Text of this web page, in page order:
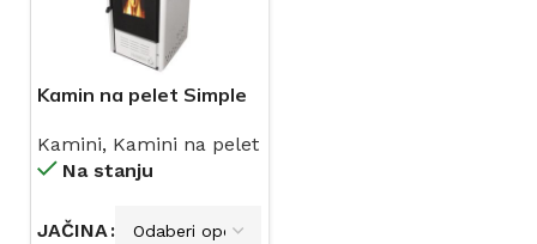
Kamin na pelet Simple
12kW
Kamini, Kamini na pelet
Na stanju
JAČINA